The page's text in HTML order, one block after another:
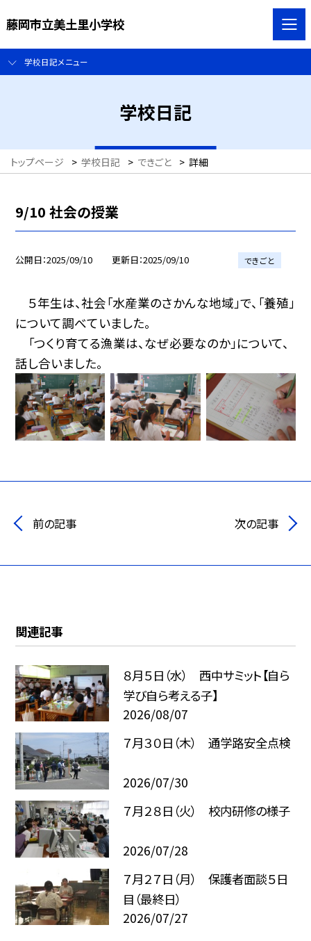
藤岡市立美土里小学校
学校日記メニュー
学校日記
トップページ > 学校日記 > できごと > 詳細
9/10 社会の授業
公開日 2025/09/10 更新日 2025/09/10 できごと
５年生は、社会「水産業のさかんな地域」で、「養殖」
について調べていました。
「つくり育てる漁業は、なぜ必要なのか」について、
話し合いました。
前の記事 次の記事
関連記事
８月５日（水） 西中サミット【自ら
学び自ら考える子】
2026/08/07
７月３０日（木） 通学路安全点検
2026/07/30
７月２８日（火） 校内研修の様子
2026/07/28
７月２７日（月） 保護者面談５日
目（最終日）
2026/07/27